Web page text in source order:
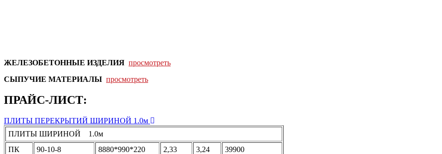
ЖЕЛЕЗОБЕТОННЫЕ ИЗДЕЛИЯ просмотреть
СЫПУЧИЕ МАТЕРИАЛЫ просмотреть
ПРАЙС-ЛИСТ:
ПЛИТЫ ПЕРЕКРЫТИЙ ШИРИНОЙ 1.0м
ПЛИТЫ ШИРИНОЙ 1.0м
ПК
90-10-8 8880*990*220 2,33 3,24
39900